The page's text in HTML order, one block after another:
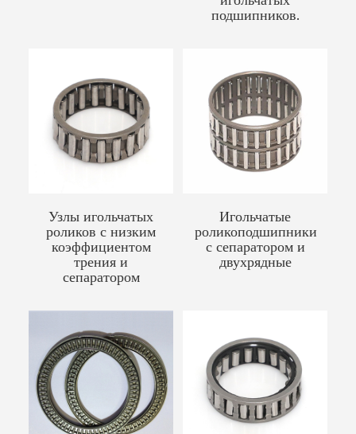
подшипников.
Узлы игольчатых
роликов с низким
коэффициентом
трения и
сепаратором
Игольчатые
роликоподшипники
с сепаратором и
двухрядные